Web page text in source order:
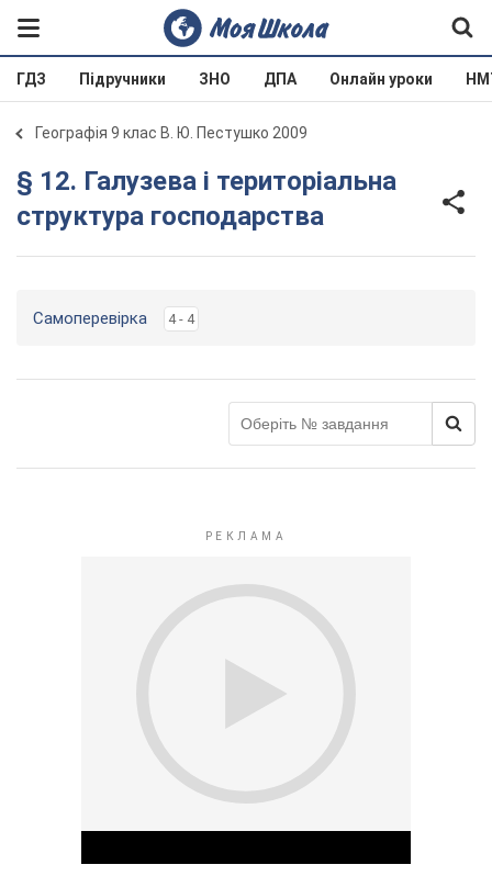
ГДЗ Підручники ЗНО ДПА Онлайн уроки
Географія 9 клас В. Ю. Пестушко 2009
§ 12. Галузева і територіальна
структура господарства
Самоперевірка 4 - 4